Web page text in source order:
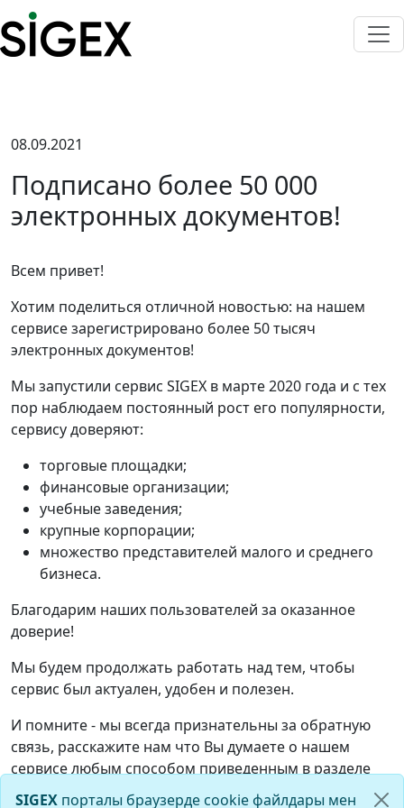
08.09.2021
Подписано более 50 000
электронных документов!
Всем привет!
Хотим поделиться отличной новостью: на нашем
сервисе зарегистрировано более 50 тысяч
электронных документов!
Мы запустили сервис SIGEX в марте 2020 года и с тех
пор наблюдаем постоянный рост его популярности,
сервису доверяют:
торговые площадки;
финансовые организации;
учебные заведения;
крупные корпорации;
множество представителей малого и среднего
бизнеса.
Благодарим наших пользователей за оказанное
доверие!
Мы будем продолжать работать над тем, чтобы
сервис был актуален, удобен и полезен.
И помните - мы всегда признательны за обратную
связь, расскажите нам что Вы думаете о нашем
сервисе любым способом приведенным в разделе
Контакты
SIGEX порталы браузерде cookie файлдары мен